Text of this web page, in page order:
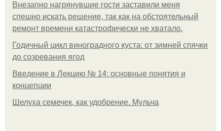
Внезапно нагрянувшие гости заставили меня
спешно искать решение, так как на обстоятельный
ремонт времени катастрофически не хватало.
Годичный цикл виноградного куста: от зимней спячки
до созревания ягод
Введение в Лекцию № 14: основные понятия и
концепции
Шелуха семечек, как удобрение. Мульча